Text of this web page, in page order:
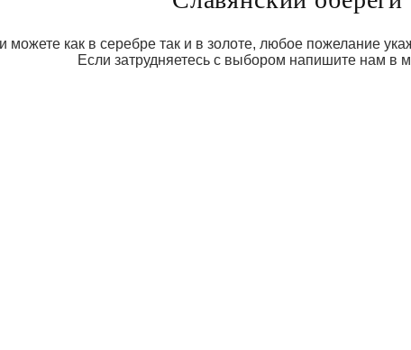
можете как в серебре так и в золоте, любое пожелание
Если затрудняетесь с выбором напишите нам в